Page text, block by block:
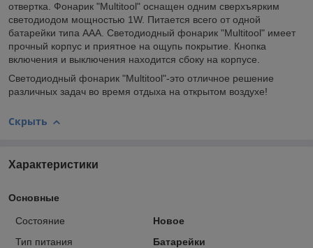
отвертка. Фонарик "Multitool" оснащен одним сверхъярким
светодиодом мощностью 1W. Питается всего от одной
батарейки типа ААА. Светодиодный фонарик "Multitool" имеет
прочный корпус и приятное на ощупь покрытие. Кнопка
включения и выключения находится сбоку на корпусе.
Светодиодный фонарик "Multitool"-это отличное решение
различных задач во время отдыха на открытом воздухе!
Скрыть
Характеристики
Основные
Состояние
Новое
Тип питания
Батарейки